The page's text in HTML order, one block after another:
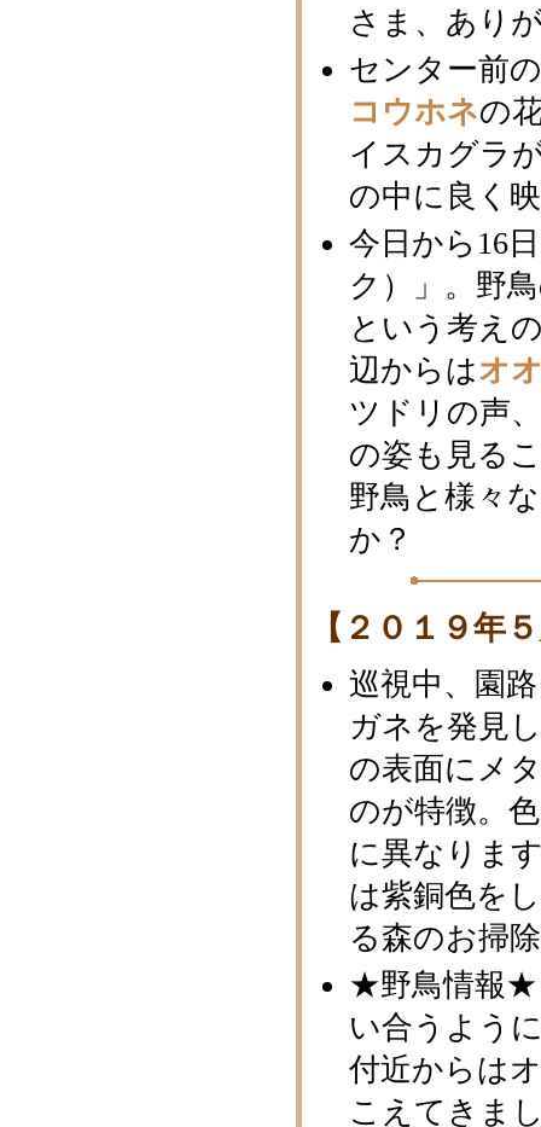
さま、あり
センター前
コウホネの
イスカグラ
の中に良く
今日から16
ク）」。野
という考え
辺からはオ
ツドリの声
の姿も見る
野鳥と様々
か？
【２０１９年
巡視中、園
ガネを発見
の表面にメ
のが特徴。
に異なりま
は紫銅色を
る森のお掃
★野鳥情報★
い合うよう
付近からは
こえてきま